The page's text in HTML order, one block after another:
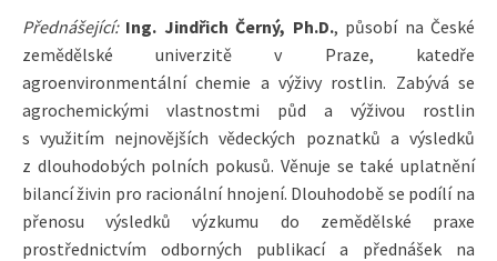
Přednášející: Ing. Jindřich Černý, Ph.D., působí na České
zemědělské univerzitě v Praze, katedře
agroenvironmentální chemie a výživy rostlin. Zabývá se
agrochemickými vlastnostmi půd a výživou rostlin
s využitím nejnovějších vědeckých poznatků a výsledků
z dlouhodobých polních pokusů. Věnuje se také uplatnění
bilancí živin pro racionální hnojení. Dlouhodobě se podílí na
přenosu výsledků výzkumu do zemědělské praxe
prostřednictvím odborných publikací a přednášek na